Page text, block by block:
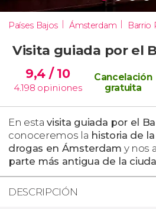
Países Bajos Ámsterdam
Visita guiada por el
9,4 / 10
4.198 opiniones
Cancelación
gratuita
En estavisita guiada por el
conoceremos la historia de
drogas en Ámsterdam y nos
parte más antigua de la
DESCRIPCIÓN